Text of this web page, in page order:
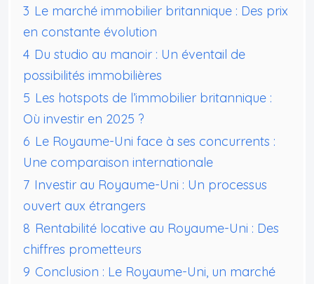
3 Le marché immobilier britannique : Des prix
en constante évolution
4 Du studio au manoir : Un éventail de
possibilités immobilières
5 Les hotspots de l’immobilier britannique :
Où investir en 2025 ?
6 Le Royaume-Uni face à ses concurrents :
Une comparaison internationale
7 Investir au Royaume-Uni : Un processus
ouvert aux étrangers
8 Rentabilité locative au Royaume-Uni : Des
chiffres prometteurs
9 Conclusion : Le Royaume-Uni, un marché